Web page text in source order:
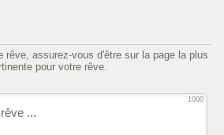
rêve, assurez-vous d'être sur la page la plus
pour votre rêve.
1000